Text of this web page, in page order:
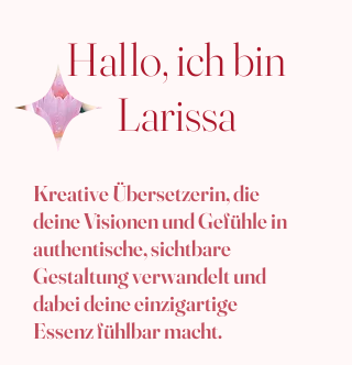
Hallo, ich bin
Larissa
Kreative Übersetzerin, die
deine Visionen und Gefühle in
authentische, sichtbare
Gestaltung verwandelt und
dabei deine einzigartige
Essenz fühlbar macht.